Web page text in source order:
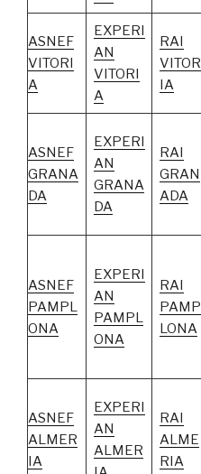
ASNEF
VITORI
A
EXPERI
AN
VITORI
A
RAI
VITOR
IA
ASNEF
GRANA
DA
EXPERI
AN
GRANA
DA
RAI
GRAN
ADA
ASNEF
PAMPL
ONA
EXPERI
AN
PAMPL
ONA
RAI
PAMP
LONA
ASNEF
ALMER
IA
EXPERI
AN
ALMER
RAI
ALME
RIA